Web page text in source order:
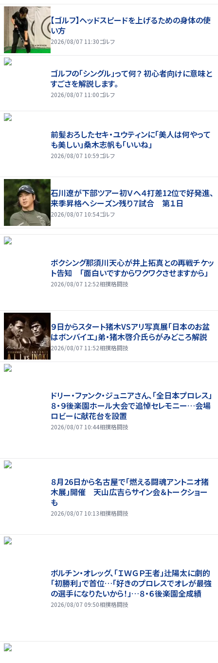
【ゴルフ】ヘッドスピードを上げるための身体の使
い方
2026/08/07 11:30ゴルフ
ゴルフの「シングル」って何？ 初心者向けに意味と
すごさを解説します。
2026/08/07 11:00ゴルフ
前髪おろしたセキ・ユウティンに「美人は何やって
も美しい」桑木志帆も「いいね」
2026/08/07 10:59ゴルフ
石川遼が下部ツアー初Ｖへ４打差12位で好発進、
来季昇格へシーズン残り７試合 第１日
2026/08/07 10:54ゴルフ
ボクシング那須川天心が井上拓真との再戦チケッ
ト告知 「面白いですからワクワクさせますから」
2026/08/07 12:52相撲格闘技
９日からスタート猪木VSアリ写真展「日本のお盆
はボンバイエ」弟・猪木啓介氏らがみどころ解説
2026/08/07 11:52相撲格闘技
ドリー・ファンク・ジュニアさん、「全日本プロレス」
８・９後楽園ホール大会で追悼セレモニー…会場
ロビーに献花台を設置
2026/08/07 10:44相撲格闘技
８月26日から名古屋で「燃える闘魂アントニオ猪
木展」開催 天山広吉らサイン会＆トークショー
も
2026/08/07 10:13相撲格闘技
ボルチン・オレッグ、「ＩＷＧＰ王者」辻陽太に劇的
「初勝利」で首位…「好きのプロレスでオレが最強
の選手になりたいから！」…８・６後楽園全成績
2026/08/07 09:50相撲格闘技